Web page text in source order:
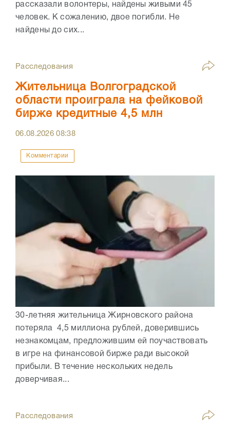
рассказали волонтеры, найдены живыми 45
человек. К сожалению, двое погибли. Не
найдены до сих...
Расследования
Жительница Волгоградской
области проиграла на фейковой
бирже кредитные 4,5 млн
06.08.202608:38
Комментарии
30-летняя жительница Жирновского района
потеряла 4,5 миллиона рублей, доверившись
незнакомцам, предложившим ей поучаствовать
в игре на финансовой бирже ради высокой
прибыли. В течение нескольких недель
доверчивая...
Расследования